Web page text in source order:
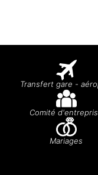
Transfert gare -
Comité
Mariages